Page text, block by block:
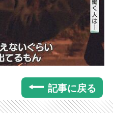
記事に戻る